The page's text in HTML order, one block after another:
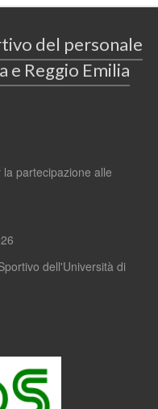
del personale
e Reggio Emilia
partecipazione alle
dell'Università di